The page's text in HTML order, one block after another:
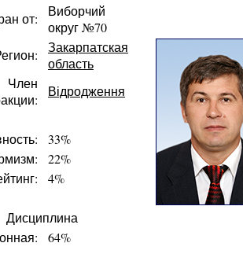
от:
Виборчий
округ №70
Закарпатская
область
Член
Відродження
33%
22%
4%
Дисциплина
64%